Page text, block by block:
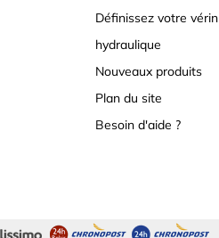
Définissez votre vérin
hydraulique
Nouveaux produits
Plan du site
Besoin d'aide ?